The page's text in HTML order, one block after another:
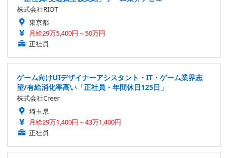
株式会社RIOT
東京都
月給29万5,400円～50万円
正社員
ゲーム向けUIデザイナーアシスタント・IT・ゲーム業界志
望/有給消化率高い「正社員・年間休日125日」
株式会社Creer
埼玉県
月給29万1,400円～43万1,400円
正社員